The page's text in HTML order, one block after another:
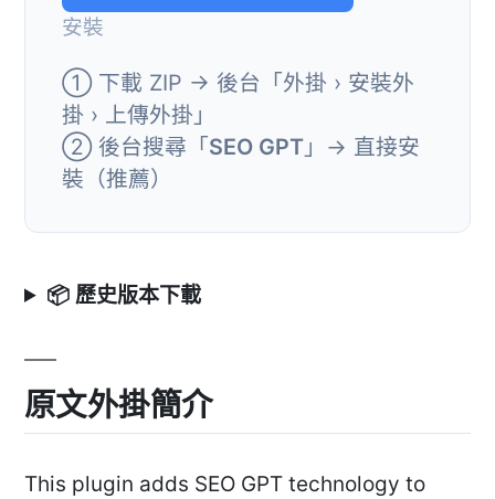
安裝
① 下載 ZIP → 後台「外掛 › 安裝外
掛 › 上傳外掛」
② 後台搜尋「SEO GPT 」→ 直接安
裝（推薦）
📦 歷史版本下載
原文外掛簡介
This plugin adds SEO GPT technology to